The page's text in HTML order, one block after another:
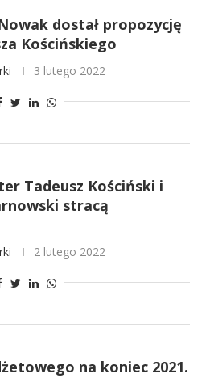
dostał propozycję
Kościńskiego
3 lutego 2022
Tadeusz Kościński i
stracą
2 lutego 2022
na koniec 2021.